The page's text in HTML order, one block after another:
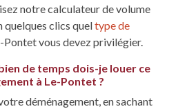
notre calculateur de volume
clics queltype de
Pontet vous devez privilégier.
de temps dois-je louer ce
à Le-Pontet ?
déménagement, en sachant